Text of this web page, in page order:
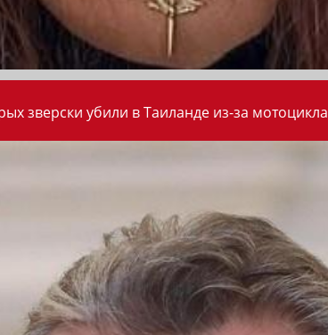
зверски убили в Таиланде из-за мотоцикла